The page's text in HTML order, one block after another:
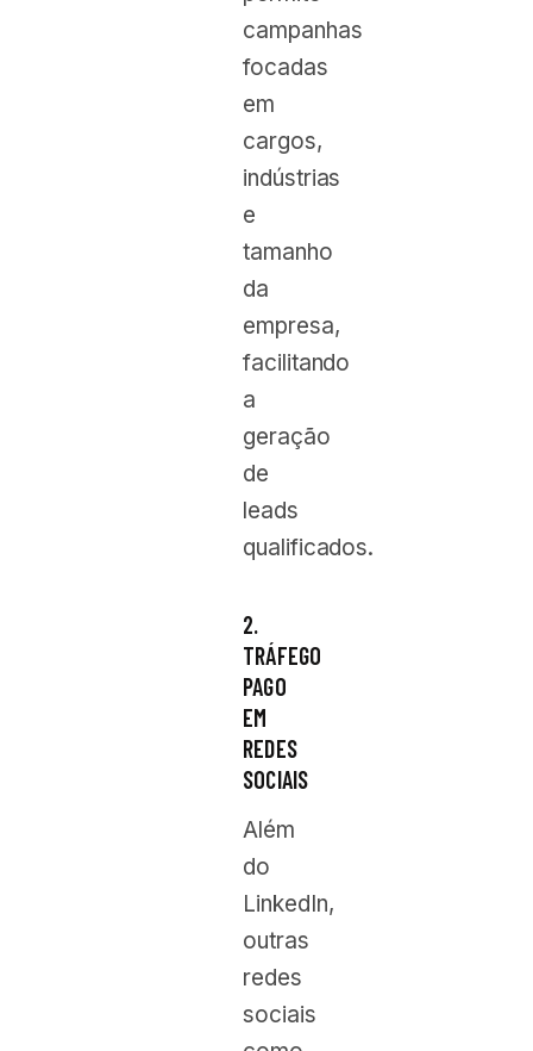
campanhas
focadas
em
cargos,
indústrias
e
tamanho
da
empresa,
facilitando
a
geração
de
leads
qualificados.
2.
TRÁFEGO
PAGO
EM
REDES
SOCIAIS
Além
do
LinkedIn,
outras
redes
sociais